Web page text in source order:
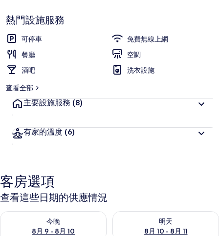
熱門設施服務
可停車
免費無線上網
餐廳
空調
酒吧
洗衣設施
查看全部
主要設施服務 (8)
有家的溫度 (6)
客房選項
查看這些日期的供應情況
今晚
8月 9 - 8月 10
查看今晚 (8月 9 - 8月 10) 的供應情況
明天
8月 10 - 8月 11
查看明天 (8月 10 - 8月 11) 的